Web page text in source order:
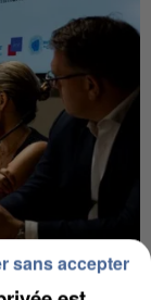
sans accepter